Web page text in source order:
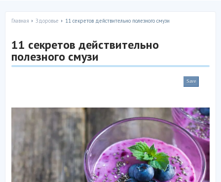
Главная Здоровье 11 секретов действительно полезного смузи
11 секретов действительно
полезного смузи
Save